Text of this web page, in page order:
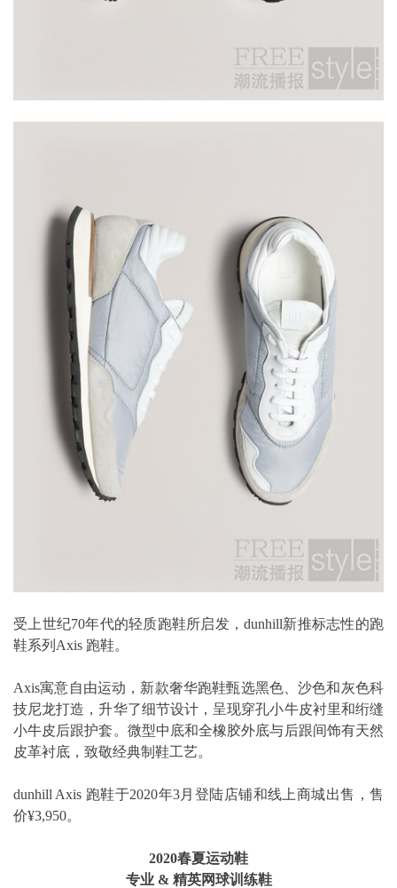
受上世纪70年代的轻质跑鞋所启发，dunhill新推标志性的跑
鞋系列Axis 跑鞋。
Axis寓意自由运动，新款奢华跑鞋甄选黑色、沙色和灰色科
技尼龙打造，升华了细节设计，呈现穿孔小牛皮衬里和绗缝
小牛皮后跟护套。微型中底和全橡胶外底与后跟间饰有天然
皮革衬底，致敬经典制鞋工艺。
dunhill Axis 跑鞋于2020年3月登陆店铺和线上商城出售，售
价¥3,950。
2020春夏运动鞋
专业 & 精英网球训练鞋